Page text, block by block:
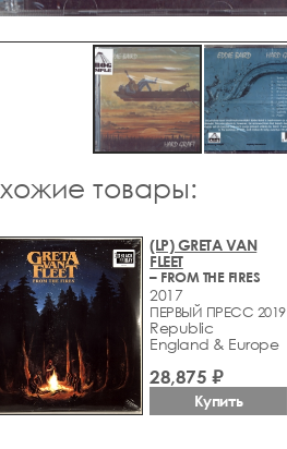
товары:
(LP) GRETA VAN
FLEET
– FROM THE FIRES
2017
ПЕРВЫЙ ПРЕСС 2019
Republic
England & Europe
28,875 ₽
Купить